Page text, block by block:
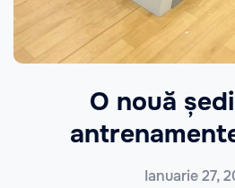
O nouă
Ianuarie 27,